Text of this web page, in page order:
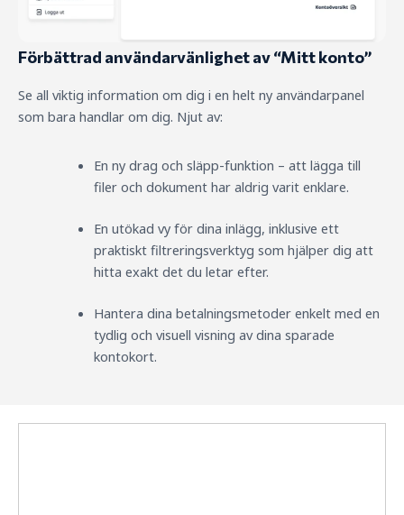
Förbättrad användarvänlighet av “Mitt konto”
Se all viktig information om dig i en helt ny användarpanel
som bara handlar om dig. Njut av:
En ny drag och släpp-funktion – att lägga till
filer och dokument har aldrig varit enklare.
En utökad vy för dina inlägg, inklusive ett
praktiskt filtreringsverktyg som hjälper dig att
hitta exakt det du letar efter.
Hantera dina betalningsmetoder enkelt med en
tydlig och visuell visning av dina sparade
kontokort.